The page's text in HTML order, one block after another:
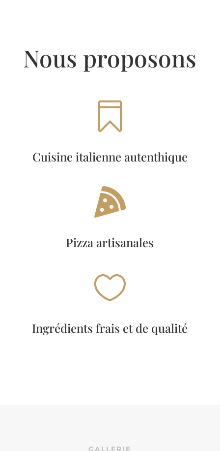
Nous proposons

Cuisine italienne autenthique

Pizza artisanales

Ingrédients frais et de qualité
GALLERIE